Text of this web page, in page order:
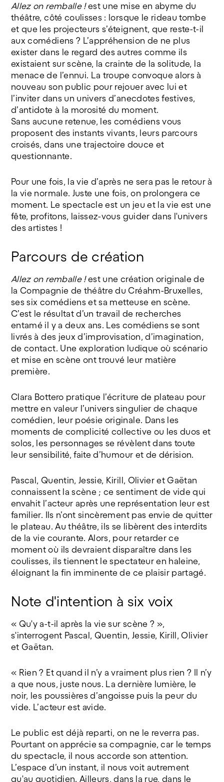
Allez on remballe !est une mise en abyme du
théâtre, côté coulisses : lorsque le rideau tombe
et que les projecteurs s’éteignent, que reste-t-il
aux comédiens ? L’appréhension de ne plus
exister dans le regard des autres comme ils
existaient sur scène, la crainte de la solitude, la
menace de l’ennui. La troupe convoque alors à
nouveau son public pour rejouer avec lui et
l’inviter dans un univers d’anecdotes festives,
d’antidote à la morosité du moment.
Sans aucune retenue, les comédiens vous
proposent des instants vivants, leurs parcours
croisés, dans une trajectoire douce et
questionnante.
Pour une fois, la vie d’après ne sera pas le retour à
la vie normale. Juste une fois, on prolongera ce
moment. Le spectacle est un jeu et la vie est une
fête, profitons, laissez-vous guider dans l'univers
des artistes !
Parcours de création
Allez on remballe !est une création originale de
la Compagnie de théâtre du Créahm-Bruxelles,
ses six comédiens et sa metteuse en scène.
C’est le résultat d’un travail de recherches
entamé il y a deux ans. Les comédiens se sont
livrés à des jeux d’improvisation, d’imagination,
de contact. Une exploration ludique où scénario
et mise en scène ont trouvé leur matière
première.
Clara Bottero pratique l’écriture de plateau pour
mettre en valeur l’univers singulier de chaque
comédien, leur poésie originale. Dans les
moments de complicité collective ou les duos et
solos, les personnages se révèlent dans toute
leur sensibilité, faite d’humour et de dérision.
Pascal, Quentin, Jessie, Kirill, Olivier et Gaëtan
connaissent la scène ; ce sentiment de vide qui
envahit l’acteur après une représentation leur est
familier. Ils n’ont sincèrement pas envie de quitter
le plateau. Au théâtre, ils se libèrent des interdits
de la vie courante. Alors, pour retarder ce
moment où ils devraient disparaître dans les
coulisses, ils tiennent le spectateur en haleine,
éloignant la fin imminente de ce plaisir partagé.
Note d'intention à six voix
« Qu'y a-t-il après la vie sur scène ? »,
s'interrogent Pascal, Quentin, Jessie, Kirill, Olivier
et Gaëtan.
« Rien ? Et quand il n’y a vraiment plus rien ? Il n’y
a que nous, juste nous. La dernière lumière, le
noir, les poussières d’angoisse puis la peur du
vide. L’acteur est avide.
Le public est déjà reparti, on ne le reverra pas.
Pourtant on apprécie sa compagnie, car le temps
du spectacle, il nous accorde son attention.
L’espace d’un instant, il nous voit autrement
qu'au quotidien. Ailleurs, dans la rue, dans le